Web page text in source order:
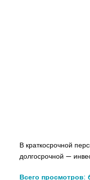
В краткосрочной
долгосрочной —
Всего просмотров: